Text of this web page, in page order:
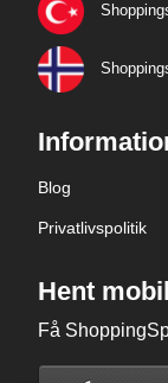
Blog
Privatlivspolitik
Hent
Få